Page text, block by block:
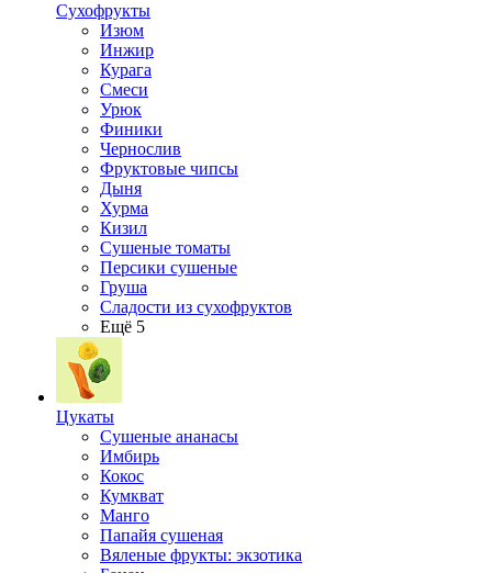
Сухофрукты
Изюм
Инжир
Курага
Смеси
Урюк
Финики
Чернослив
Фруктовые чипсы
Дыня
Хурма
Кизил
Сушеные томаты
Персики сушеные
Груша
Сладости из сухофруктов
Ещё 5
Цукаты
Cушеные ананасы
Имбирь
Кокос
Кумкват
Манго
Папайя сушеная
Вяленые фрукты: экзотика